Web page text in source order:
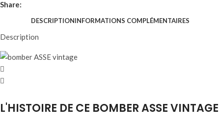
Share:
DESCRIPTIONINFORMATIONS COMPLÉMENTAIRES
Description
L'HISTOIRE DE CE BOMBER ASSE VINTAGE